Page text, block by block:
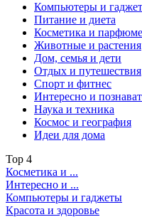
Компьютеры и
Питание и диета
Косметика и
Животные и растения
Дом, семья и дети
Отдых и путешествия
Спорт и фитнес
Интересно и
Наука и техника
Космос и география
Идеи для дома
Top 4
Косметика и ...
Интересно и ...
Компьютеры и гаджеты
Красота и здоровье